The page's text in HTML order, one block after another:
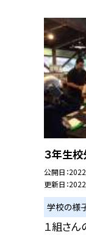
３年生校
公開日
更新日
学校の様
１組さ